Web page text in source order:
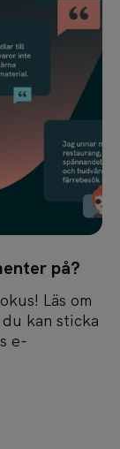
på?
Läs om
kan sticka
e-